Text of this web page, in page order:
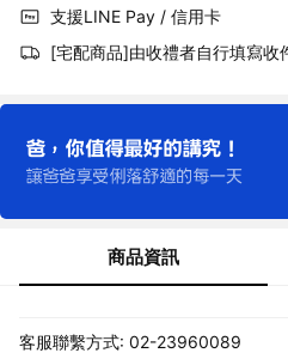
支援LINE Pay / 信用卡
[宅配商品]由收禮者自行填寫收
商品資訊
客服聯繫方式: 02-23960089